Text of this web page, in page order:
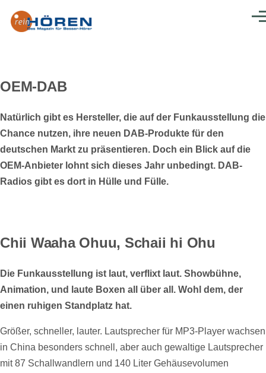
OEM-DAB
Natürlich gibt es Hersteller, die auf der Funkausstellung die
Chance nutzen, ihre neuen DAB-Produkte für den
deutschen Markt zu präsentieren. Doch ein Blick auf die
OEM-Anbieter lohnt sich dieses Jahr unbedingt. DAB-
Radios gibt es dort in Hülle und Fülle.
Chii Waaha Ohuu, Schaii hi Ohu
Die Funkausstellung ist laut, verflixt laut. Showbühne,
Animation, und laute Boxen all über all. Wohl dem, der
einen ruhigen Standplatz hat.
Größer, schneller, lauter. Lautsprecher für MP3-Player wachsen
in China besonders schnell, aber auch gewaltige Lautsprecher
mit 87 Schallwandlern und 140 Liter Gehäusevolumen